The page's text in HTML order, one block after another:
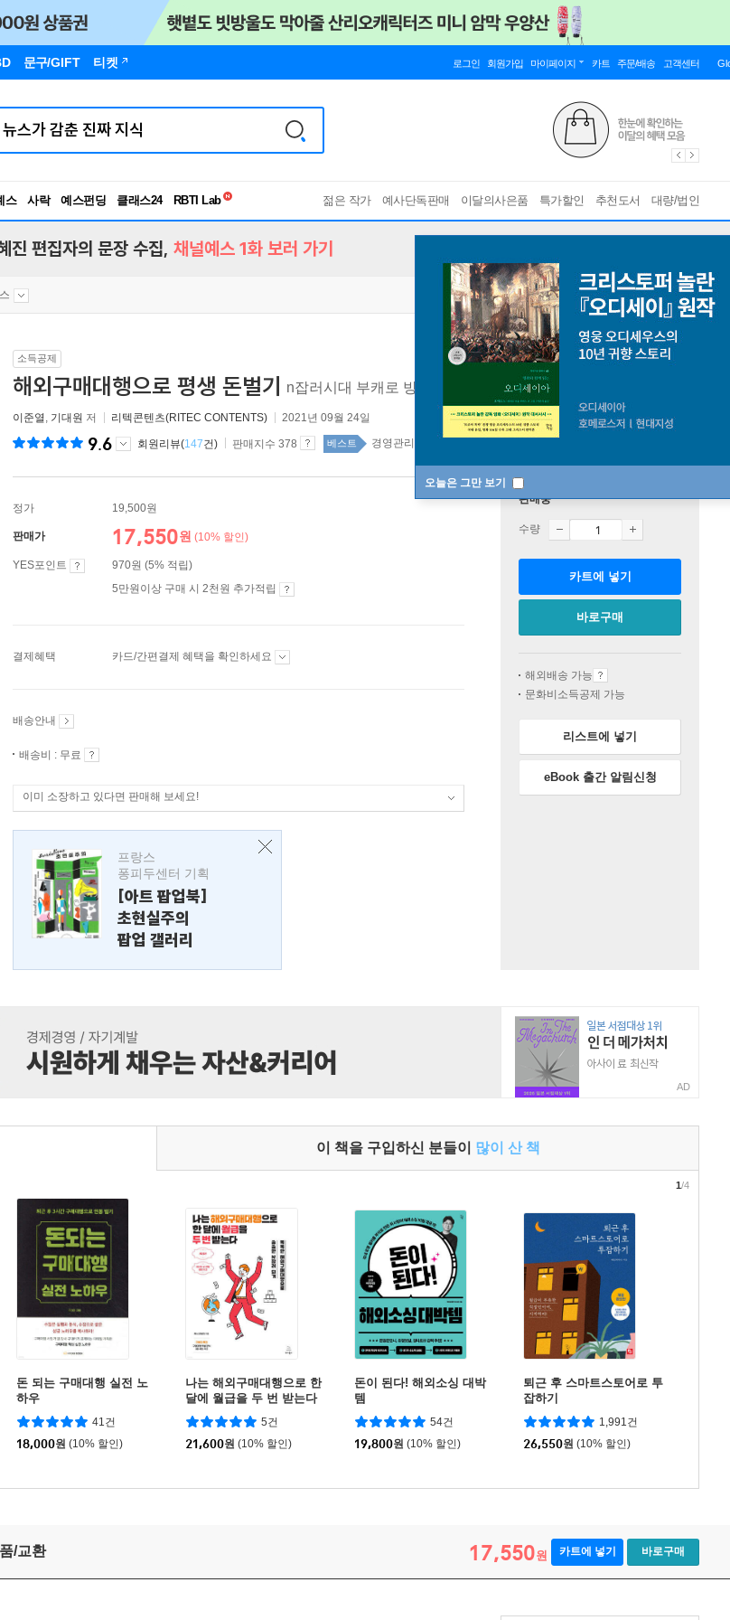
문구/GIFT 티켓 로그인 회원가입 마이페이지 카트 주문/배송 고객센터
스 사락 예스펀딩 클래스24
독서유형검사
젊은 작가 예사단독판매 이달의사은품 특가할인 추천도서 대량/법인
오늘은 그만 보기
진 편집자의 문장 수집, 채널예스 1화 보러 가기
소득공제
해외구매대행으로 평생 돈벌기 n잡러시대 부캐로 방구석에서 투잡하기
이준열 , 기대원 저 리텍콘텐츠(RITEC CONTENTS) 2021년 09월 24일
9.6 회원리뷰(147건) 판매지수 378 베스트 경영관리/전략/경영학 top100 95주
정가 19,500원
판매가 17,550원 (10% 할인)
YES포인트
970원 (5% 적립)
5만원이상 구매 시 2천원 추가적립
결제혜택 카드/간편결제 혜택을 확인하세요
배송안내
배송비 : 무료
이미 소장하고 있다면 판매해 보세요!
프랑스
퐁피두센터 기획
[아트 팝업북]
초현실주의
팝업 갤러리
판매중
수량
카트에 넣기
바로구매
해외배송 가능
문화비소득공제 가능
리스트에 넣기
eBook 출간 알림신청
AD
이 책을 구입하신 분들이 많이 산 책
돈 되는 구매대행 실전 노
하우
41건
18,000원 (10% 할인)
나는 해외구매대행으로 한
달에 월급을 두 번 받는다
5건
21,600원 (10% 할인)
돈이 된다! 해외소싱 대박
템
54건
19,800원 (10% 할인)
퇴근 후 스마트스토어로 투
잡하기
1,991건
26,550원 (10% 할인)
1/4
/교환 17,550원 카트에 넣기 바로구매